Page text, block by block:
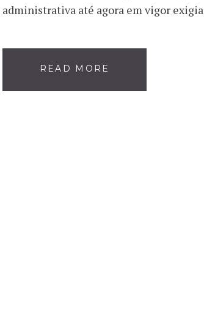
administrativa até agora em vigor
READ MORE